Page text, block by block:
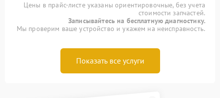
Цены в прайс-листе указаны ориентировочные, без учета
стоимости запчастей.
Записывайтесь на бесплатную диагностику.
Мы проверим ваше устройство и укажем на неисправность.
Показать все услуги